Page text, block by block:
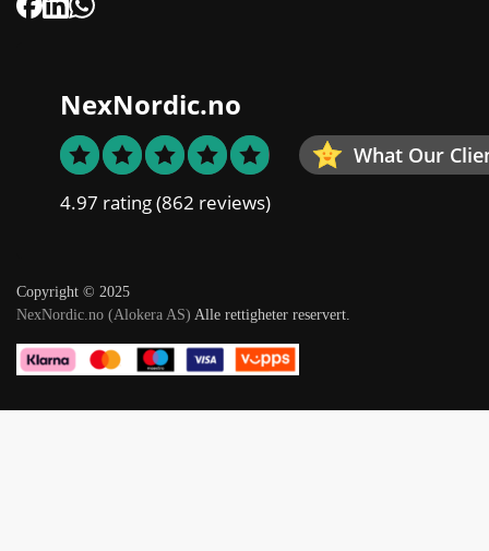
NexNordic.no
What Our
4.97 rating(862 reviews)
Copyright © 2025
NexNordic.no (Alokera AS) Alle rettigheter reservert.